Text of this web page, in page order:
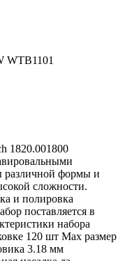
WTB1101
1820.001800
различной формы и
сложности.
и полировка
поставляется в
набора
120 шт Max размер
3.18 мм